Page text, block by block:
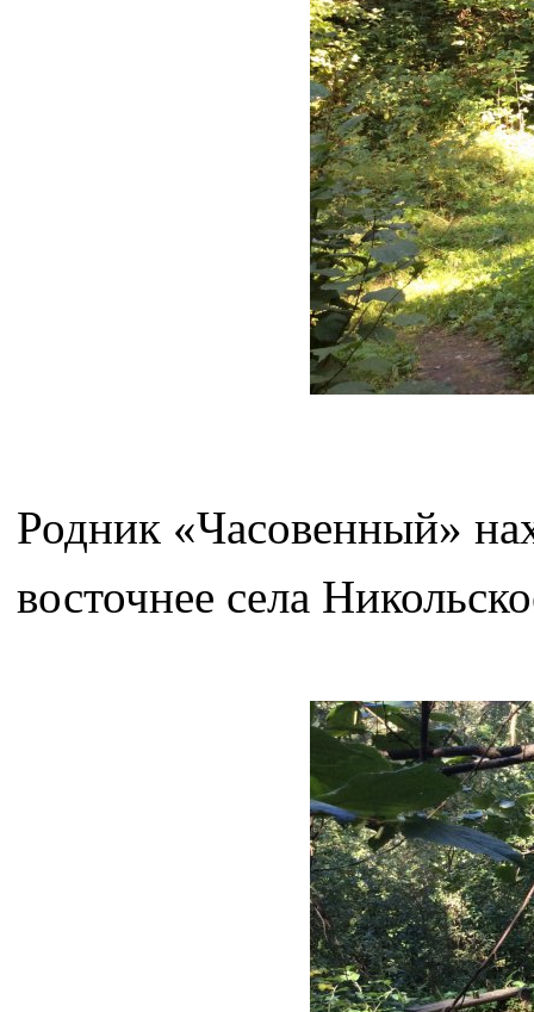
Родник «Часовенный»
восточнее села